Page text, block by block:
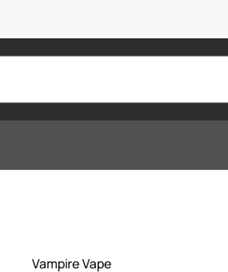
Vampire Vape